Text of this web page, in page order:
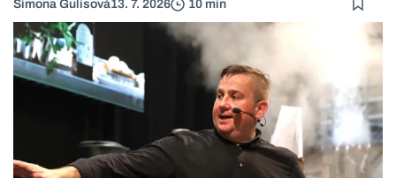
Simona Gulisová13. 7. 2026 10 min